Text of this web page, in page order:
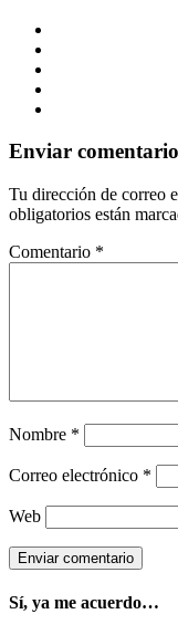
Enviar comentario
Tu dirección de correo
obligatorios están
Comentario *
Nombre *
Correo electrónico *
Web
Sí, ya me acuerdo…